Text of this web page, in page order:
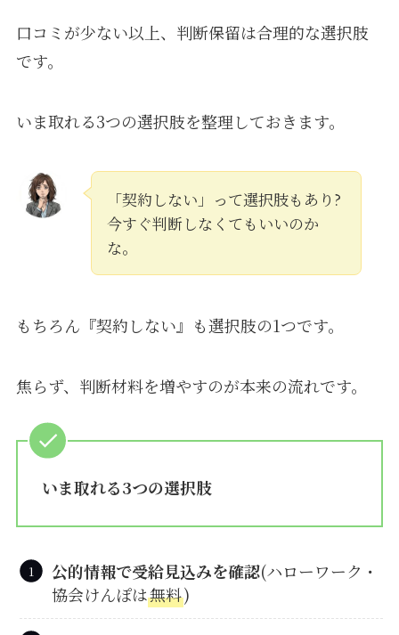
口コミが少ない以上、判断保留は合理的な選択肢
です。
いま取れる3つの選択肢を整理しておきます。
「契約しない」って選択肢もあり?
今すぐ判断しなくてもいいのか
な。
もちろん『契約しない』も選択肢の1つです。
焦らず、判断材料を増やすのが本来の流れです。
いま取れる3つの選択肢
公的情報で受給見込みを確認(ハローワーク・
協会けんぽは無料)